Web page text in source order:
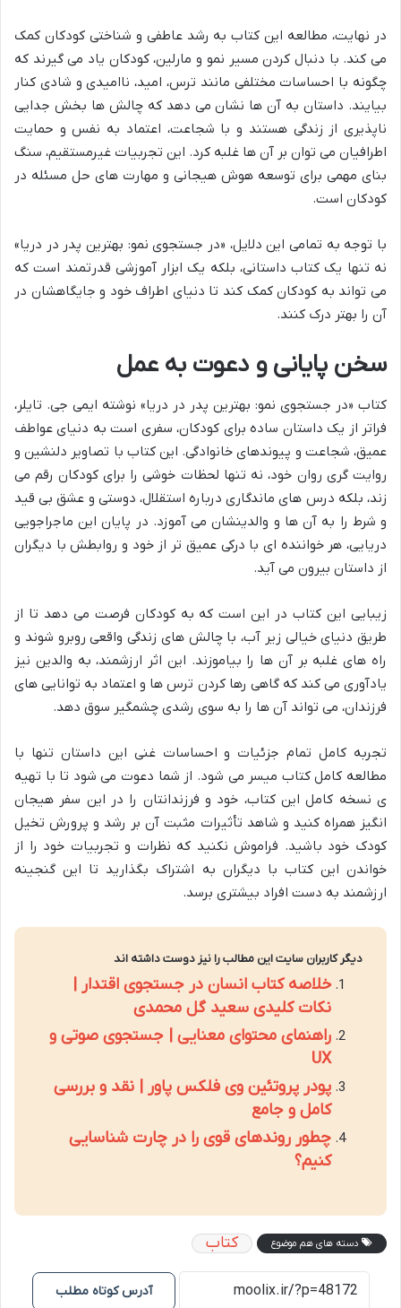
در نهایت، مطالعه این کتاب به رشد عاطفی و شناختی کودکان کمک
می کند. با دنبال کردن مسیر نمو و مارلین، کودکان یاد می گیرند که
چگونه با احساسات مختلفی مانند ترس، امید، ناامیدی و شادی کنار
بیایند. داستان به آن ها نشان می دهد که چالش ها بخش جدایی
ناپذیری از زندگی هستند و با شجاعت، اعتماد به نفس و حمایت
اطرافیان می توان بر آن ها غلبه کرد. این تجربیات غیرمستقیم، سنگ
بنای مهمی برای توسعه هوش هیجانی و مهارت های حل مسئله در
کودکان است.
با توجه به تمامی این دلایل، «در جستجوی نمو: بهترین پدر در دریا»
نه تنها یک کتاب داستانی، بلکه یک ابزار آموزشی قدرتمند است که
می تواند به کودکان کمک کند تا دنیای اطراف خود و جایگاهشان در
آن را بهتر درک کنند.
سخن پایانی و دعوت به عمل
کتاب «در جستجوی نمو: بهترین پدر در دریا» نوشته ایمی جی. تایلر،
فراتر از یک داستان ساده برای کودکان، سفری است به دنیای عواطف
عمیق، شجاعت و پیوندهای خانوادگی. این کتاب با تصاویر دلنشین و
روایت گری روان خود، نه تنها لحظات خوشی را برای کودکان رقم می
زند، بلکه درس های ماندگاری درباره استقلال، دوستی و عشق بی قید
و شرط را به آن ها و والدینشان می آموزد. در پایان این ماجراجویی
دریایی، هر خواننده ای با درکی عمیق تر از خود و روابطش با دیگران
از داستان بیرون می آید.
زیبایی این کتاب در این است که به کودکان فرصت می دهد تا از
طریق دنیای خیالی زیر آب، با چالش های زندگی واقعی روبرو شوند و
راه های غلبه بر آن ها را بیاموزند. این اثر ارزشمند، به والدین نیز
یادآوری می کند که گاهی رها کردن ترس ها و اعتماد به توانایی های
فرزندان، می تواند آن ها را به سوی رشدی چشمگیر سوق دهد.
تجربه کامل تمام جزئیات و احساسات غنی این داستان تنها با
مطالعه کامل کتاب میسر می شود. از شما دعوت می شود تا با تهیه
ی نسخه کامل این کتاب، خود و فرزندانتان را در این سفر هیجان
انگیز همراه کنید و شاهد تأثیرات مثبت آن بر رشد و پرورش تخیل
کودک خود باشید. فراموش نکنید که نظرات و تجربیات خود را از
خواندن این کتاب با دیگران به اشتراک بگذارید تا این گنجینه
ارزشمند به دست افراد بیشتری برسد.
دیگر کاربران سایت این مطالب را نیز دوست داشته اند
خلاصه کتاب انسان در جستجوی اقتدار |
نکات کلیدی سعید گل محمدی
راهنمای محتوای معنایی | جستجوی صوتی و
UX
پودر پروتئین وی فلکس پاور | نقد و بررسی
کامل و جامع
چطور روندهای قوی را در چارت شناسایی
کنیم؟
دسته های هم موضوع کتاب
آدرس کوتاه مطلب